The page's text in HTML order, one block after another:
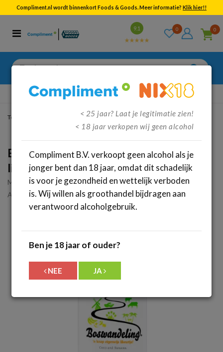
Compliment.nl wordt binnenkort Foods & Goods. Meer informatie? Klik hier!!
9.1 0 0
Zoeken
Categorieën
Bekijk alle resultaten
Gratisverzenden vanaf €95,-
Terug Sterke drank/Likeuren
Boswandeling special events 14.5% (0.7
liter)
Merk:
Boswandeling
Artikelnummer: 38465
< 25 jaar? Laat je legitimatie zien!
< 18 jaar verkopen wij geen alcohol
Compliment B.V. verkoopt geen alcohol als je
jonger bent dan 18 jaar, omdat dit schadelijk
is voor je gezondheid en wettelijk verboden
is. Wij willen als groothandel bijdragen aan
verantwoord alcoholgebruik.
Ben je 18 jaar of ouder?
NEE JA